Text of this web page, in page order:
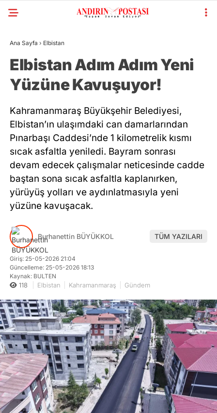
Ana Sayfa › Elbistan
Elbistan Adım Adım Yeni
Yüzüne Kavuşuyor!
Kahramanmaraş Büyükşehir Belediyesi,
Elbistan’ın ulaşımdaki can damarlarından
Pınarbaşı Caddesi’nde 1 kilometrelik kısmı
sıcak asfaltla yeniledi. Bayram sonrası
devam edecek çalışmalar neticesinde cadde
baştan sona sıcak asfaltla kaplanırken,
yürüyüş yolları ve aydınlatmasıyla yeni
yüzüne kavuşacak.
Burhanettin BÜYÜKKOL TÜM YAZILARI
Giriş: 25-05-2026 21:04
Güncelleme: 25-05-2026 18:13
Kaynak: BULTEN
118 Elbistan Kahramanmaraş Gündem